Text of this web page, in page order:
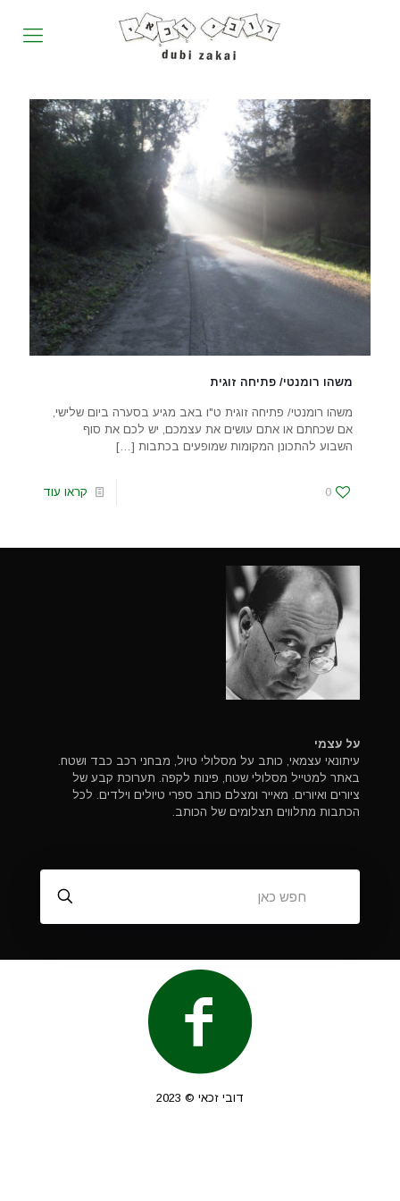
משהו רומנטי/ פתיחה זוגית
משהו רומנטי/ פתיחה זוגית ט"ו באב מגיע בסערה ביום שלישי,
אם שכחתם או אתם עושים את עצמכם, יש לכם את סוף
השבוע להתכונן המקומות שמופעים בכתבות […]
0 קראו עוד
על עצמי
עיתונאי עצמאי, כותב על מסלולי טיול, מבחני רכב כבד ושטח.
באתר למטייל מסלולי שטח, פינות לקפה. תערוכת קבע של
ציורים ואיורים. מאייר ומצלם כותב ספרי טיולים וילדים. לכל
הכתבות מתלווים תצלומים של הכותב.
דובי זכאי © 2023